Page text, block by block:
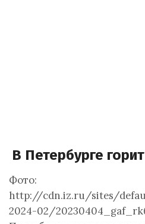
В Петербурге
Фото:
http://cdn.iz.ru/sites/
2024-02/